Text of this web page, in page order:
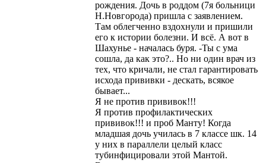
рождения. Дочь в роддом (7я больници
Н.Новгорода) пришла с заявлением.
Там облегченно вздохнули и пришили
его к истории болезни. И всё. А вот в
Шахунье - началась буря. -Ты с ума
сошла, да как это?.. Но ни один врач из
тех, что кричали, не стал гарантировать
исхода прививки - дескать, всякое
бывает...
Я не против прививок!!!
Я против профилактических
прививок!!! и проб Манту! Когда
младшая дочь училась в 7 классе шк. 14
у них в параллели целый класс
тубинфицировали этой Мантой.